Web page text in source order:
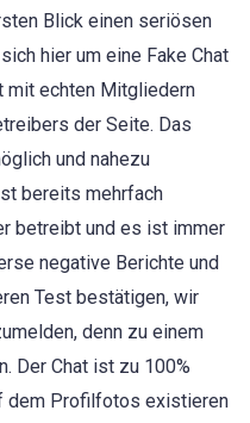
Blick einen seriösen
hier um eine Fake Chat
mit echten Mitgliedern
der Seite. Das
und nahezu
bereits mehrfach
betreibt und es ist immer
negative Berichte und
Test bestätigen, wir
denn zu einem
Der Chat ist zu 100%
dem Profilfotos existieren